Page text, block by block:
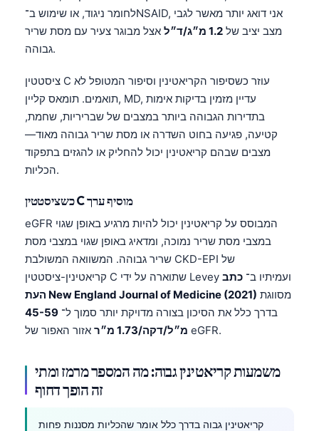
לחומר ניגוד, או שימוש ב־NSAID, אני דואג יותר מאשר לגבי
מצב יציב של 1.2 מ״ג/ד״ל
אצל מבוגר צעיר עם מסת שריר
גבוהה.
ציסטטין C עוזר כשסיפור הקריאטינין וסיפור המטופל לא
תואמים. תומאס קליין, MD, עדיין מזמין בדיקות אימות
בתדירות הגבוהה ביותר במצבים של שבריריות, שחמת,
קטיעה, פגיעה בחוט השדרה או מסת שריר גבוהה מאוד—
מצבים שבהם קריאטינין יכול להחליק או להגזים בתפקוד
הכליות.
כשציסטטין C מוסיף ערך
eGFR המבוסס על קריאטינין יכול להיות מרגיע באופן שגוי
במצבי מסת שריר נמוכה, ומדאיג באופן שגוי במצבי מסת
שריר גבוהה. המשוואה המשולבת CKD-EPI של
קריאטינין-ציסטטין C שתוארה על ידי Levey ועמיתיו ב־ כתב
העת New England Journal of Medicine (2021)
בדרך כלל את הסיכון בצורה מדויקת יותר סמוך ל־ 45-59
מ״ל/דקה/1.73 מ״ר אזור האפור של eGFR.
משמעות קריאטינין גבוה: מה המספר מרמז ומתי
זה הופך דחוף
קריאטינין גבוה בדרך כלל אומר שהכליות מסננות פחות